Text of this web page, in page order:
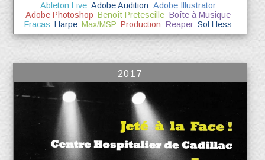
Ableton Live Adobe Audition Adobe Illustrator
Adobe Photoshop Benoît Preteseille Boîte à Musique
Fracas Harpe Max/MSP Production Reaper Sol Hess
2017